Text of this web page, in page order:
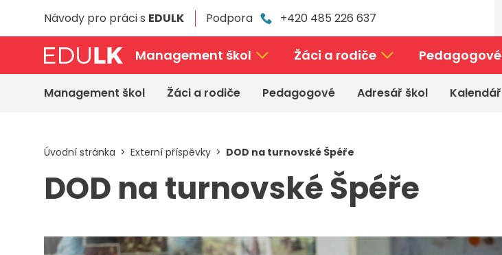
Návody pro práci s EDULK Podpora +420 485 226 637
Management škol Žáci a rodiče Pedagogové
Management škol Žáci a rodiče Pedagogové Adresář škol Kalendář
Úvodní stránka Externí příspěvky DOD na turnovské Špéře
DOD na turnovské Špéře